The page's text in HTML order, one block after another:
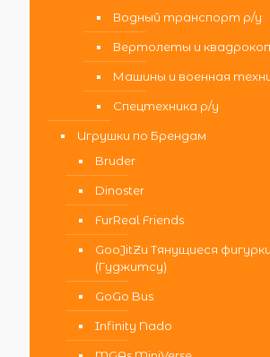
Водный транспорт р/у
Вертолеты и
Машины и военная
Спецтехника р/у
Игрушки по Брендам
Bruder
Dinoster
FurReal Friends
GooJitZu Тянущиеся фигурки
(Гуджитсу)
GoGo Bus
Infinity Nado